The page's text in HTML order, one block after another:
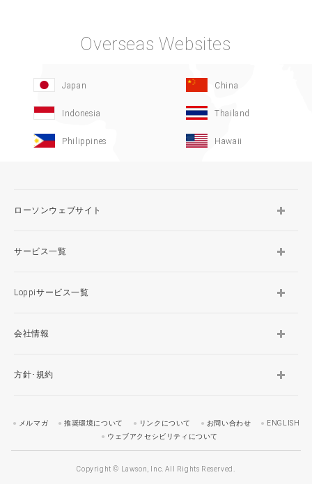
Overseas Websites
Japan China
Indonesia Thailand
Philippines Hawaii
ローソンウェブサイト
サービス一覧
Loppiサービス一覧
会社情報
方針･規約
メルマガ 推奨環境について リンクについて お問い合わせ
ENGLISH
ウェブアクセシビリティについて
Copyright © Lawson, Inc. All Rights Reserved.